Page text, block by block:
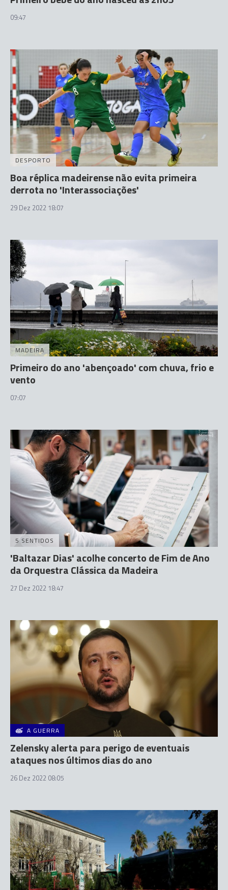
09:47
DESPORTO
Boa réplica madeirense não evita primeira
derrota no 'Interassociações'
29 Dez 2022 18:07
MADEIRA
Primeiro do ano 'abençoado' com chuva, frio e
vento
07:07
5 SENTIDOS
'Baltazar Dias' acolhe concerto de Fim de Ano
da Orquestra Clássica da Madeira
27 Dez 2022 18:47
A GUERRA
Zelensky alerta para perigo de eventuais
ataques nos últimos dias do ano
26 Dez 2022 08:05